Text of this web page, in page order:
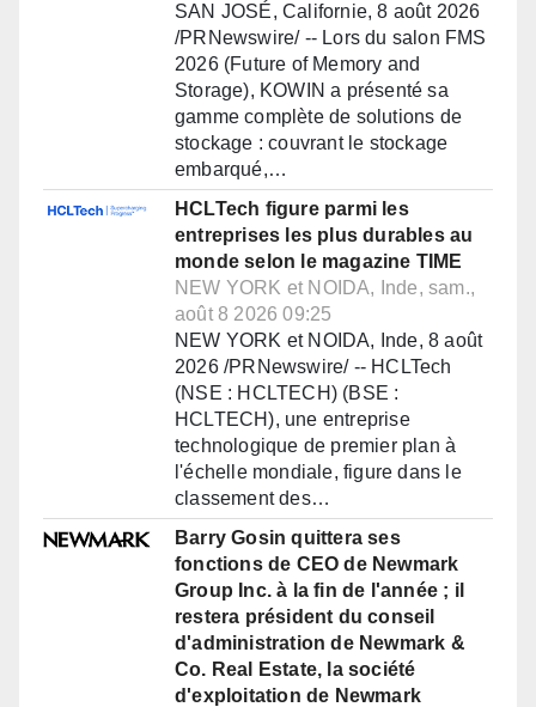
SAN JOSÉ, Californie, 8 août 2026
/PRNewswire/ -- Lors du salon FMS
2026 (Future of Memory and
Storage), KOWIN a présenté sa
gamme complète de solutions de
stockage : couvrant le stockage
embarqué,…
HCLTech figure parmi les
entreprises les plus durables au
monde selon le magazine TIME
NEW YORK et NOIDA, Inde, sam.,
août 8 2026 09:25
NEW YORK et NOIDA, Inde, 8 août
2026 /PRNewswire/ -- HCLTech
(NSE : HCLTECH) (BSE :
HCLTECH), une entreprise
technologique de premier plan à
l'échelle mondiale, figure dans le
classement des…
Barry Gosin quittera ses
fonctions de CEO de Newmark
Group Inc. à la fin de l'année ; il
restera président du conseil
d'administration de Newmark &
Co. Real Estate, la société
d'exploitation de Newmark